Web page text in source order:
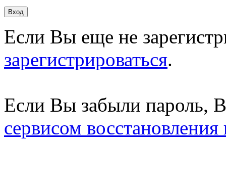
Если Вы еще не
зарегистрироваться.
Если Вы забыли пароль,
сервисом восстановления